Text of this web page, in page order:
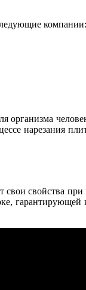
компании:
организма
нарезания
свойства